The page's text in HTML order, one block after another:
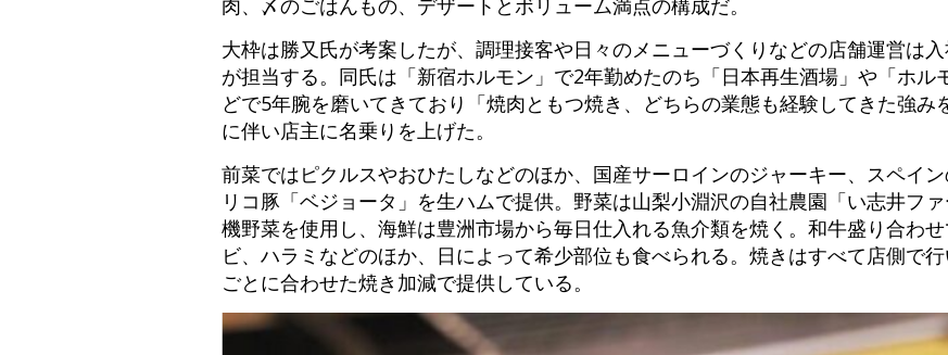
肉、〆のごはんもの、デザートとボリューム満点の構成だ。
大枠は勝又氏が考案したが、調理接客や日々のメニューづくりなどの店舗運営は
が担当する。同氏は「新宿ホルモン」で2年勤めたのち「日本再生酒場」や「ホル
どで5年腕を磨いてきており「焼肉ともつ焼き、どちらの業態も経験してきた強み
に伴い店主に名乗りを上げた。
前菜ではピクルスやおひたしなどのほか、国産サーロインのジャーキー、スペイ
リコ豚「ベジョータ」を生ハムで提供。野菜は山梨小淵沢の自社農園「い志井フ
機野菜を使用し、海鮮は豊洲市場から毎日仕入れる魚介類を焼く。和牛盛り合わ
ビ、ハラミなどのほか、日によって希少部位も食べられる。焼きはすべて店側で
ごとに合わせた焼き加減で提供している。